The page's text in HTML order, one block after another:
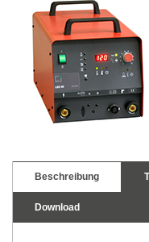
Beschreibung
Download